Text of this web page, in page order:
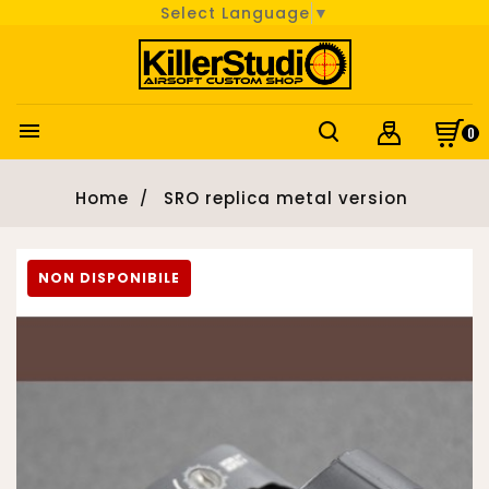
Select Language ▼
 0
Home SRO replica metal version
NON DISPONIBILE